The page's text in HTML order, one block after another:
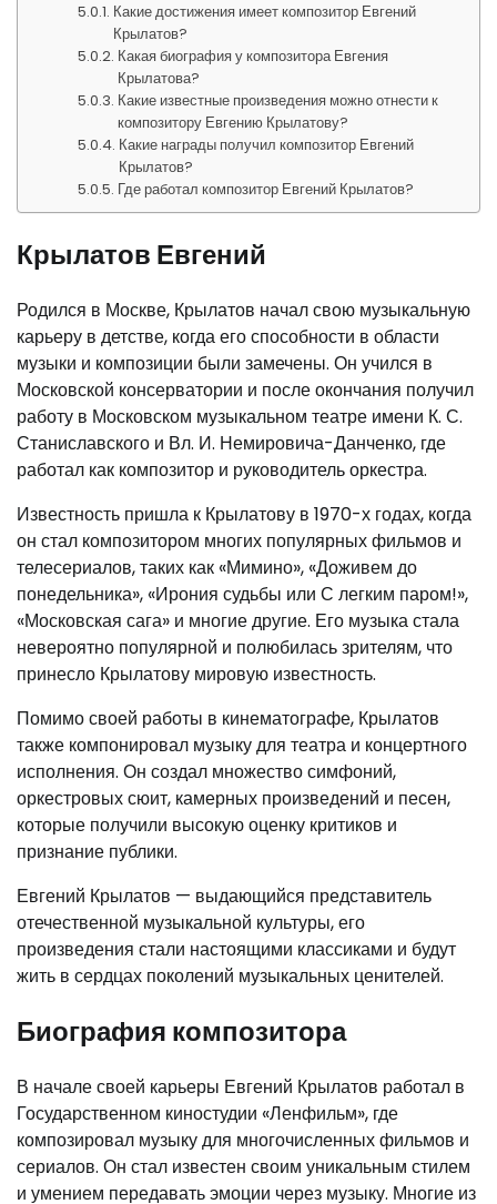
Какие достижения имеет композитор Евгений
Крылатов?
Какая биография у композитора Евгения
Крылатова?
Какие известные произведения можно отнести к
композитору Евгению Крылатову?
Какие награды получил композитор Евгений
Крылатов?
Где работал композитор Евгений Крылатов?
Крылатов Евгений
Родился в Москве, Крылатов начал свою музыкальную
карьеру в детстве, когда его способности в области
музыки и композиции были замечены. Он учился в
Московской консерватории и после окончания получил
работу в Московском музыкальном театре имени К. С.
Станиславского и Вл. И. Немировича-Данченко, где
работал как композитор и руководитель оркестра.
Известность пришла к Крылатову в 1970-х годах, когда
он стал композитором многих популярных фильмов и
телесериалов, таких как «Мимино», «Доживем до
понедельника», «Ирония судьбы или С легким паром!»,
«Московская сага» и многие другие. Его музыка стала
невероятно популярной и полюбилась зрителям, что
принесло Крылатову мировую известность.
Помимо своей работы в кинематографе, Крылатов
также компонировал музыку для театра и концертного
исполнения. Он создал множество симфоний,
оркестровых сюит, камерных произведений и песен,
которые получили высокую оценку критиков и
признание публики.
Евгений Крылатов — выдающийся представитель
отечественной музыкальной культуры, его
произведения стали настоящими классиками и будут
жить в сердцах поколений музыкальных ценителей.
Биография композитора
В начале своей карьеры Евгений Крылатов работал в
Государственном киностудии «Ленфильм», где
композировал музыку для многочисленных фильмов и
сериалов. Он стал известен своим уникальным стилем
и умением передавать эмоции через музыку. Многие из